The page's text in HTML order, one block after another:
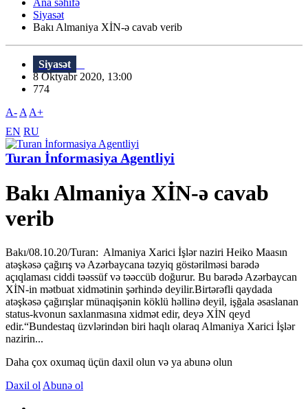
Ana səhifə
Siyasət
Bakı Almaniya XİN-ə cavab verib
Siyasət
8 Oktyabr 2020, 13:00
774
A- A A+
EN RU
Turan İnformasiya Agentliyi
Bakı Almaniya XİN-ə cavab
verib
Bakı/08.10.20/Turan: Almaniya Xarici İşlər naziri Heiko Maasın
atəşkəsə çağırış və Azərbaycana təzyiq göstərilməsi barədə
açıqlaması ciddi təəssüf və təəccüb doğurur. Bu barədə Azərbaycan
XİN-in mətbuat xidmətinin şərhində deyilir.Birtərəfli qaydada
atəşkəsə çağırışlar münaqişənin köklü həllinə deyil, işğala əsaslanan
status-kvonun saxlanmasına xidmət edir, deyə XİN qeyd
edir.“Bundestaq üzvlərindən biri haqlı olaraq Almaniya Xarici İşlər
nazirin...
Daha çox oxumaq üçün daxil olun və ya abunə olun
Daxil ol Abunə ol